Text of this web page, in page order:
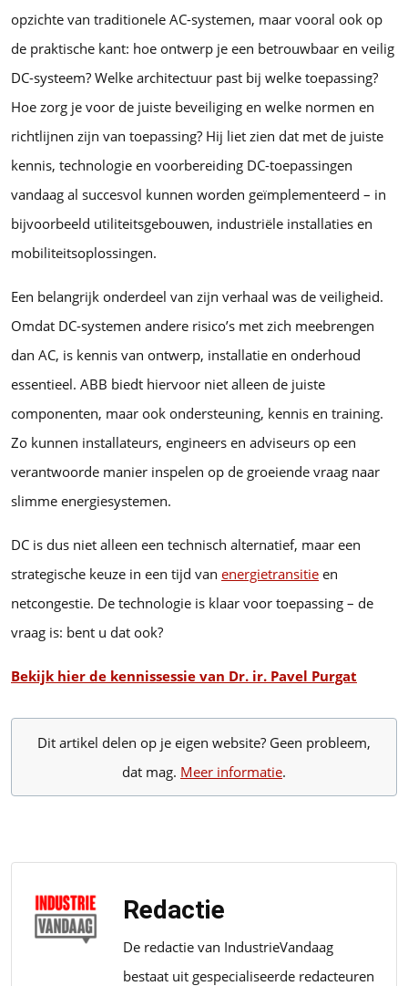
opzichte van traditionele AC-systemen, maar vooral ook op
de praktische kant: hoe ontwerp je een betrouwbaar en veilig
DC-systeem? Welke architectuur past bij welke toepassing?
Hoe zorg je voor de juiste beveiliging en welke normen en
richtlijnen zijn van toepassing? Hij liet zien dat met de juiste
kennis, technologie en voorbereiding DC-toepassingen
vandaag al succesvol kunnen worden geïmplementeerd – in
bijvoorbeeld utiliteitsgebouwen, industriële installaties en
mobiliteitsoplossingen.
Een belangrijk onderdeel van zijn verhaal was de veiligheid.
Omdat DC-systemen andere risico’s met zich meebrengen
dan AC, is kennis van ontwerp, installatie en onderhoud
essentieel. ABB biedt hiervoor niet alleen de juiste
componenten, maar ook ondersteuning, kennis en training.
Zo kunnen installateurs, engineers en adviseurs op een
verantwoorde manier inspelen op de groeiende vraag naar
slimme energiesystemen.
DC is dus niet alleen een technisch alternatief, maar een
strategische keuze in een tijd van energietransitie en
netcongestie. De technologie is klaar voor toepassing – de
vraag is: bent u dat ook?
Bekijk hier de kennissessie van Dr. ir. Pavel Purgat
Dit artikel delen op je eigen website? Geen probleem,
dat mag. Meer informatie.
Redactie
De redactie van IndustrieVandaag
bestaat uit gespecialiseerde redacteuren